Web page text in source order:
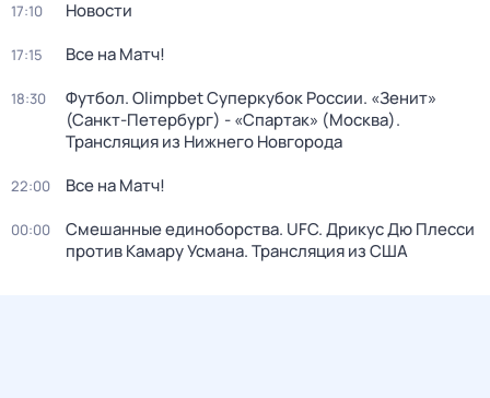
17:10 Новости
17:15 Все на Матч!
18:30
Футбол. Olimpbet Суперкубок России. «Зенит»
(Санкт-Петербург) - «Спартак» (Москва).
Трансляция из Нижнего Новгорода
22:00 Все на Матч!
00:00
Смешанные единоборства. UFC. Дрикус Дю Плесси
против Камару Усмана. Трансляция из США